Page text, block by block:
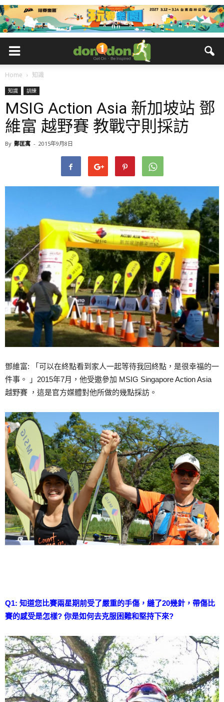
Home 知識
知識 訓練
MSIG Action Asia 新加坡站 鄧
維富 越野賽 教戰守則採訪
By 鄭匡寓 - 2015年9月8日
鄧維富: 「可以在終點看到家人一起等待我回終點，是很幸福的一
件事。 」2015年7月，他受邀參加 MSIG Singapore Action Asia
越野賽 ，這是官方媒體對他所做的幾點採訪。
Q1: 知道您比賽兩星期前受了嚴重的手傷，縫了20幾針，帶傷比
賽的感受是怎樣? 你是如何去克服困難和堅持下來?